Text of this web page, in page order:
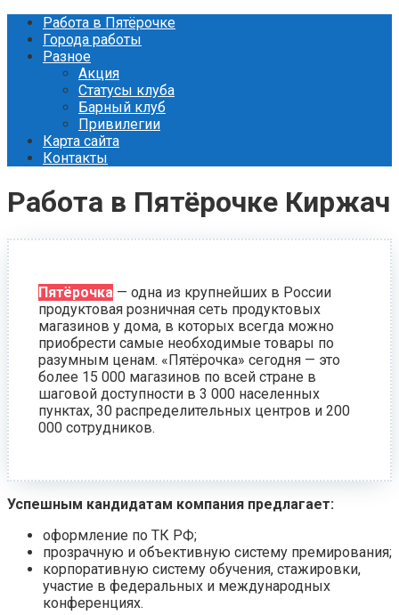
Перейти
контенту
Работа в Пятёрочке
Города работы
Разное
Акция
Статусы клуба
Барный клуб
Привилегии
Карта сайта
Контакты
Работа в Пятёрочке Киржач
Пятёрочка — одна из крупнейших в России
продуктовая розничная сеть продуктовых
магазинов у дома, в которых всегда можно
приобрести самые необходимые товары по
разумным ценам. «Пятёрочка» сегодня — это
более 15 000 магазинов по всей стране в
шаговой доступности в 3 000 населенных
пунктах, 30 распределительных центров и 200
000 сотрудников.
Успешным кандидатам компания предлагает:
оформление по ТК РФ;
прозрачную и объективную систему премирования;
корпоративную систему обучения, стажировки,
участие в федеральных и международных
конференциях.